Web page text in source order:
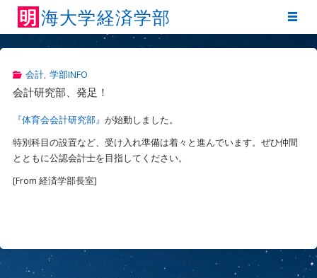
明 海大学経済学部
会計, 学部INFO
会計研究部、発足！
『体育会会計研究部』 が始動しました。
特別科目の設置など、受け入れ準備は着々と進んでいます。ぜひ仲間
とともに公認会計士を目指してください。
[From 経済学部長室]